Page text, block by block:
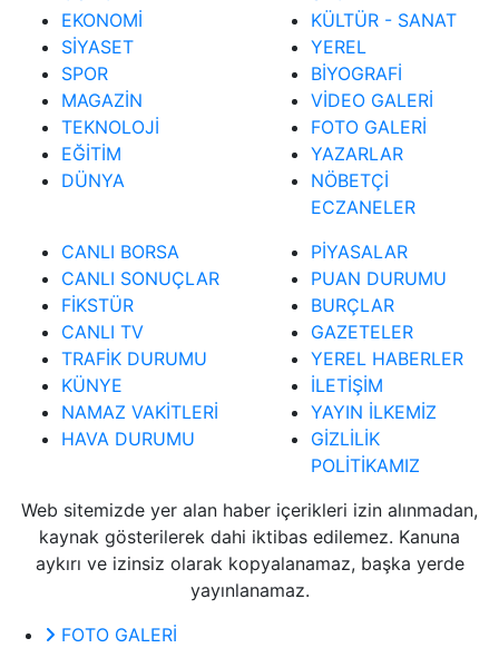
EKONOMİ
SİYASET
SPOR
MAGAZİN
TEKNOLOJİ
EĞİTİM
DÜNYA
KÜLTÜR - SANAT
YEREL
BİYOGRAFİ
VİDEO GALERİ
FOTO GALERİ
YAZARLAR
NÖBETÇİ
ECZANELER
CANLI BORSA
CANLI SONUÇLAR
FİKSTÜR
CANLI TV
TRAFİK DURUMU
KÜNYE
NAMAZ VAKİTLERİ
HAVA DURUMU
PİYASALAR
PUAN DURUMU
BURÇLAR
GAZETELER
YEREL HABERLER
İLETİŞİM
YAYIN İLKEMİZ
GİZLİLİK
POLİTİKAMIZ
Web sitemizde yer alan haber içerikleri izin alınmadan,
kaynak gösterilerek dahi iktibas edilemez. Kanuna
aykırı ve izinsiz olarak kopyalanamaz, başka yerde
yayınlanamaz.
FOTO GALERİ